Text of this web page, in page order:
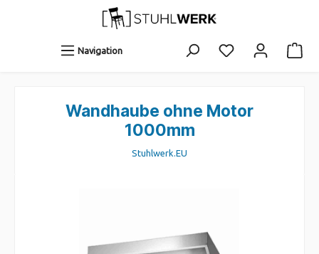
Navigation
Wandhaube ohne Motor
1000mm
Stuhlwerk.EU